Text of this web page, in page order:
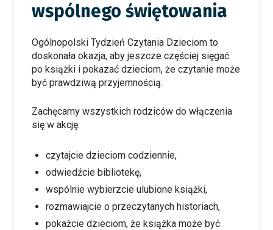
wspólnego świętowania
Ogólnopolski Tydzień Czytania Dzieciom to
doskonała okazja, aby jeszcze częściej sięgać
po książki i pokazać dzieciom, że czytanie może
być prawdziwą przyjemnością.
Zachęcamy wszystkich rodziców do włączenia
się w akcję:
czytajcie dzieciom codziennie,
odwiedźcie bibliotekę,
wspólnie wybierzcie ulubione książki,
rozmawiajcie o przeczytanych historiach,
pokażcie dzieciom, że książka może być